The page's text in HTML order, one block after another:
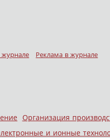
Реклама в журнале
Организация
и ионные